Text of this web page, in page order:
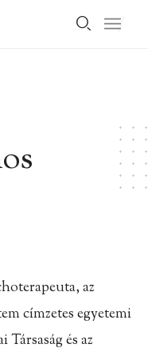
az
címzetes egyetemi
és az